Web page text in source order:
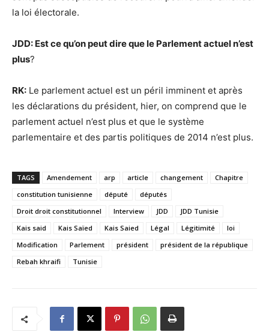
la loi électorale.
JDD: Est ce qu’on peut dire que le Parlement actuel n’est
plus?
RK: Le parlement actuel est un péril imminent et après
les déclarations du président, hier, on comprend que le
parlement actuel n’est plus et que le système
parlementaire et des partis politiques de 2014 n’est plus.
TAGS Amendement arp article changement
Chapitre
constitution tunisienne
député
députés
Droit droit constitutionnel
Interview JDD
JDD Tunisie
Kais said
Kais Saïed Kais Saied Légal Légitimité
loi
Modification
Parlement président
président de la république
Rebah khraifi
Tunisie